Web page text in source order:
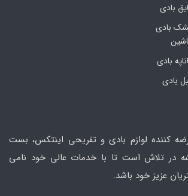
بادی
بادی
بادی
بادی
کننده لوازم بادی و تفریحی اینتکس، بست
در تلاش است تا با خدمات عالی خود نامی
عزیز خود باشد.